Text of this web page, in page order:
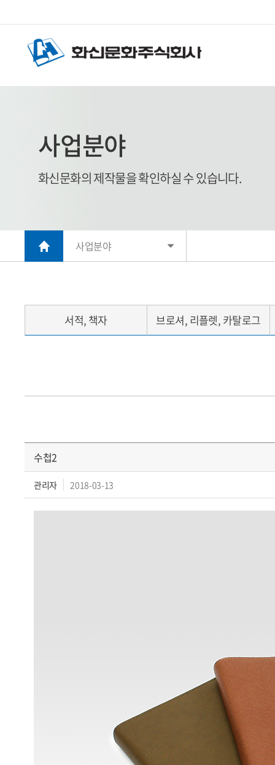
사업분야
화신문화의 제작물을 확인하실 수 있습니다.
사업분야
서적, 책자 브로셔, 리플렛, 카탈로그
수첩2
관리자 2018-03-13